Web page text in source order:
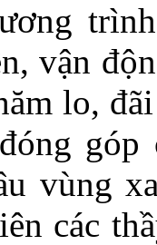
vận
lo,
góp
vùng
các